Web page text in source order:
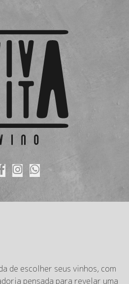
de escolher seus vinhos, com
pensada para revelar uma